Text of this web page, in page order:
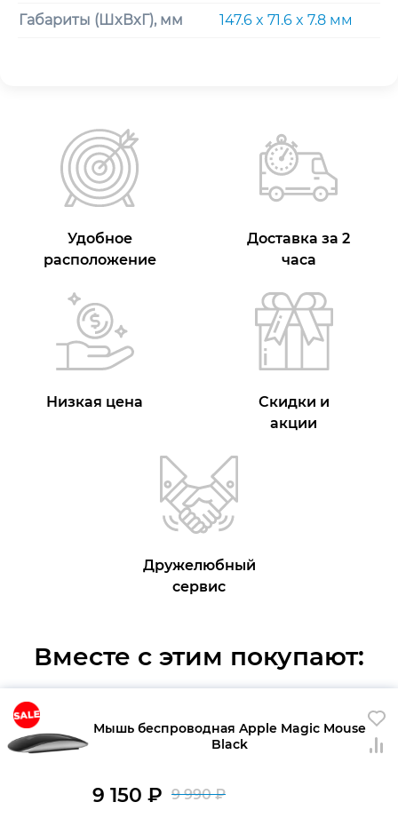
Габариты (ШxВxГ), мм 147.6 x 71.6 x 7.8 мм
Удобное
расположение
Доставка за 2
часа
Низкая цена
Скидки и
акции
Дружелюбный
сервис
Вместе с этим покупают:
Мышь беспроводная Apple Magic Mouse
Black
9 990₽
9 150 ₽